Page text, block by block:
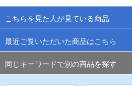
こちらを見た人が見ている商品
最近ご覧いただいた商品はこちら
同じキーワードで別の商品を探す